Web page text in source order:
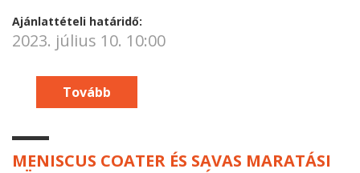
Ajánlattételi határidő:
2023. július 10. 10:00
Tovább
MENISCUS COATER ÉS SAVAS MARATÁSI